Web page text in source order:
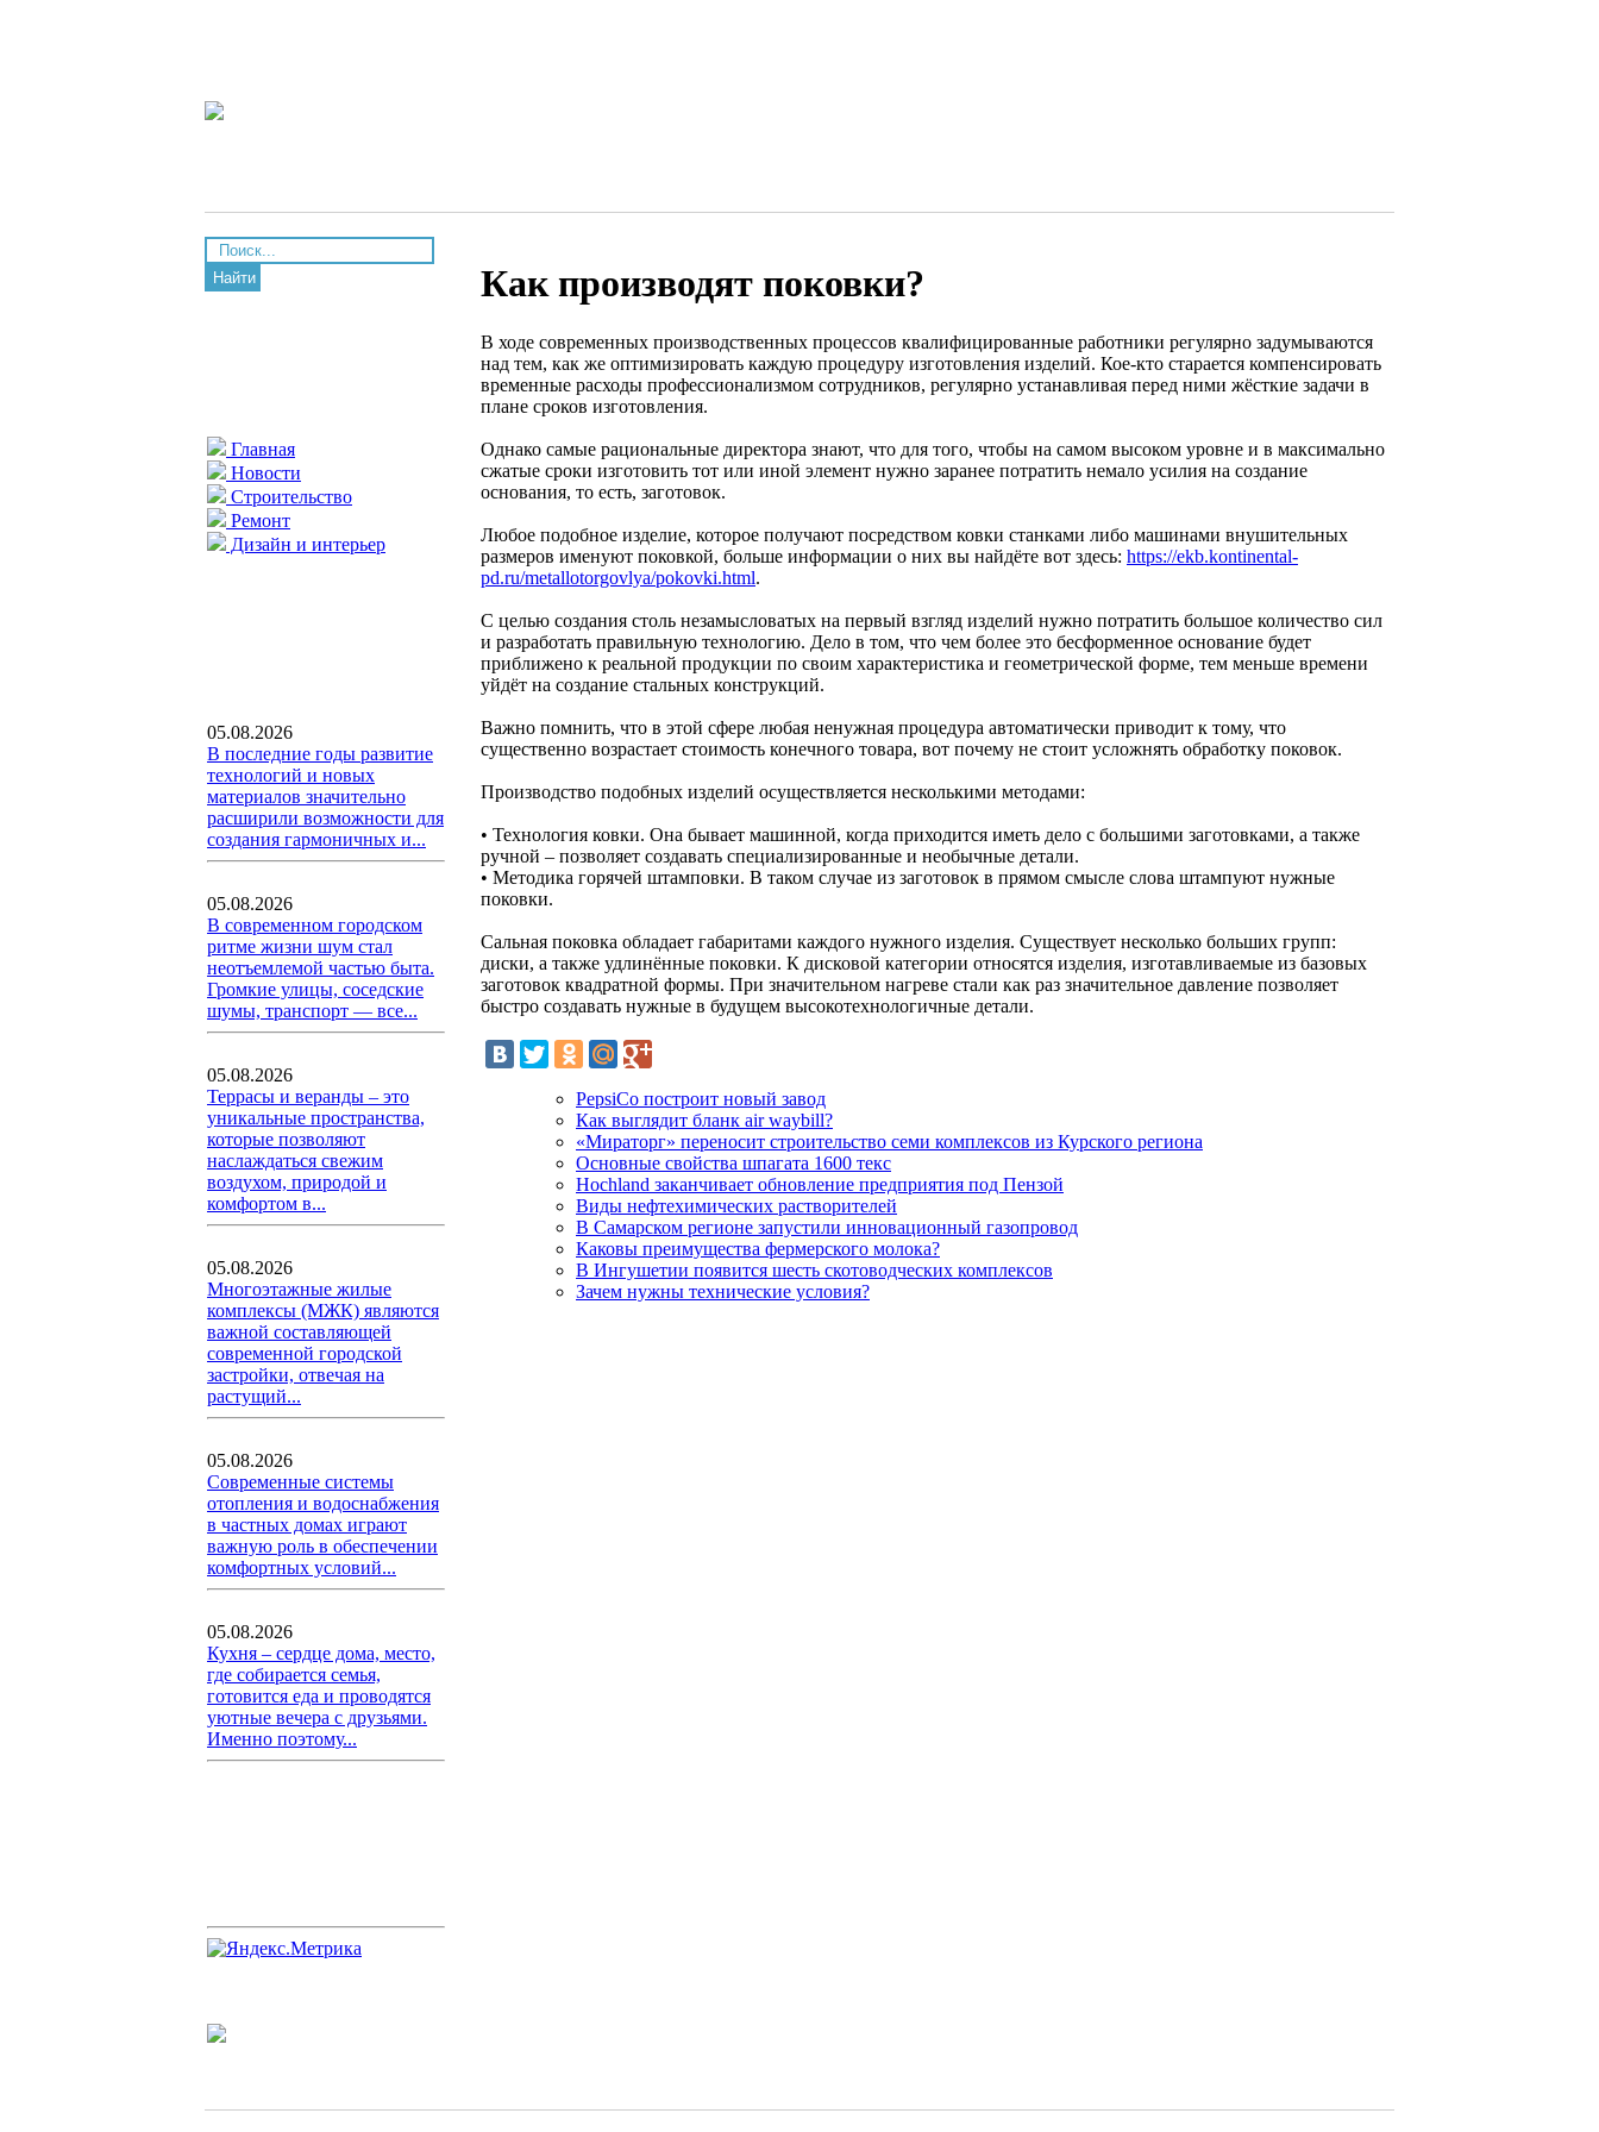
Найти
Главная
Новости
Строительство
Ремонт
Дизайн и интерьер
05.08.2026
В последние годы развитие
технологий и новых
материалов значительно
расширили возможности для
создания гармоничных и...
05.08.2026
В современном городском
ритме жизни шум стал
неотъемлемой частью быта.
Громкие улицы, соседские
шумы, транспорт — все...
05.08.2026
Террасы и веранды – это
уникальные пространства,
которые позволяют
наслаждаться свежим
воздухом, природой и
комфортом в...
05.08.2026
Многоэтажные жилые
комплексы (МЖК) являются
важной составляющей
современной городской
застройки, отвечая на
растущий...
05.08.2026
Современные системы
отопления и водоснабжения
в частных домах играют
важную роль в обеспечении
комфортных условий...
05.08.2026
Кухня – сердце дома, место,
где собирается семья,
готовится еда и проводятся
уютные вечера с друзьями.
Именно поэтому...
Как производят поковки?
В ходе современных производственных процессов квалифицированные работники регулярно задумываются
над тем, как же оптимизировать каждую процедуру изготовления изделий. Кое-кто старается компенсировать
временные расходы профессионализмом сотрудников, регулярно устанавливая перед ними жёсткие задачи в
плане сроков изготовления.
Однако самые рациональные директора знают, что для того, чтобы на самом высоком уровне и в максимально
сжатые сроки изготовить тот или иной элемент нужно заранее потратить немало усилия на создание
основания, то есть, заготовок.
Любое подобное изделие, которое получают посредством ковки станками либо машинами внушительных
размеров именуют поковкой, больше информации о них вы найдёте вот здесь: https://ekb.kontinental-
pd.ru/metallotorgovlya/pokovki.html.
С целью создания столь незамысловатых на первый взгляд изделий нужно потратить большое количество сил
и разработать правильную технологию. Дело в том, что чем более это бесформенное основание будет
приближено к реальной продукции по своим характеристика и геометрической форме, тем меньше времени
уйдёт на создание стальных конструкций.
Важно помнить, что в этой сфере любая ненужная процедура автоматически приводит к тому, что
существенно возрастает стоимость конечного товара, вот почему не стоит усложнять обработку поковок.
Производство подобных изделий осуществляется несколькими методами:
• Технология ковки. Она бывает машинной, когда приходится иметь дело с большими заготовками, а также
ручной – позволяет создавать специализированные и необычные детали.
• Методика горячей штамповки. В таком случае из заготовок в прямом смысле слова штампуют нужные
поковки.
Сальная поковка обладает габаритами каждого нужного изделия. Существует несколько больших групп:
диски, а также удлинённые поковки. К дисковой категории относятся изделия, изготавливаемые из базовых
заготовок квадратной формы. При значительном нагреве стали как раз значительное давление позволяет
быстро создавать нужные в будущем высокотехнологичные детали.
PepsiCo построит новый завод
Как выглядит бланк air waybill?
«Мираторг» переносит строительство семи комплексов из Курского региона
Основные свойства шпагата 1600 текс
Hochland заканчивает обновление предприятия под Пензой
Виды нефтехимических растворителей
В Самарском регионе запустили инновационный газопровод
Каковы преимущества фермерского молока?
В Ингушетии появится шесть скотоводческих комплексов
Зачем нужны технические условия?